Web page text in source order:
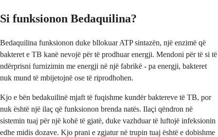
Si funksionon Bedaquilina?
Bedaquilina funksionon duke bllokuar ATP sintazën, një enzimë që
bakteret e TB kanë nevojë për të prodhuar energji. Mendoni për të si të
ndërprisni furnizimin me energji në një fabrikë - pa energji, bakteret
nuk mund të mbijetojnë ose të riprodhohen.
Kjo e bën bedakuilinë mjaft të fuqishme kundër baktereve të TB, por
nuk është një ilaç që funksionon brenda natës. Ilaçi qëndron në
sistemin tuaj për një kohë të gjatë, duke vazhduar të luftojë infeksionin
edhe midis dozave. Kjo prani e zgjatur në trupin tuaj është e dobishme